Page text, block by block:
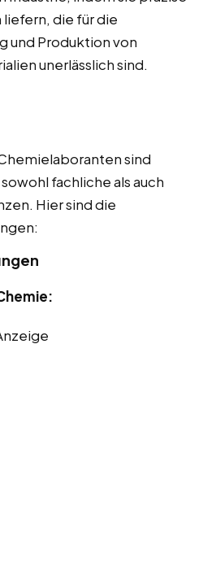
liefern, die für die
und Produktion von
unerlässlich sind.
sind
fachliche als auch
Hier sind die